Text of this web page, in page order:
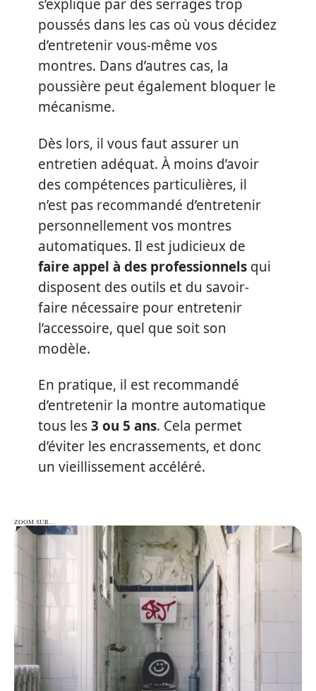
s’explique par des serrages trop
poussés dans les cas où vous décidez
d’entretenir vous-même vos
montres. Dans d’autres cas, la
poussière peut également bloquer le
mécanisme.
Dès lors, il vous faut assurer un
entretien adéquat. À moins d’avoir
des compétences particulières, il
n’est pas recommandé d’entretenir
personnellement vos montres
automatiques. Il est judicieux de
faire appel à des professionnels qui
disposent des outils et du savoir-
faire nécessaire pour entretenir
l’accessoire, quel que soit son
modèle.
En pratique, il est recommandé
d’entretenir la montre automatique
tous les3 ou 5 ans. Cela permet
d’éviter les encrassements, et donc
un vieillissement accéléré.
ZOOM SUR…
ZOOM SUR…